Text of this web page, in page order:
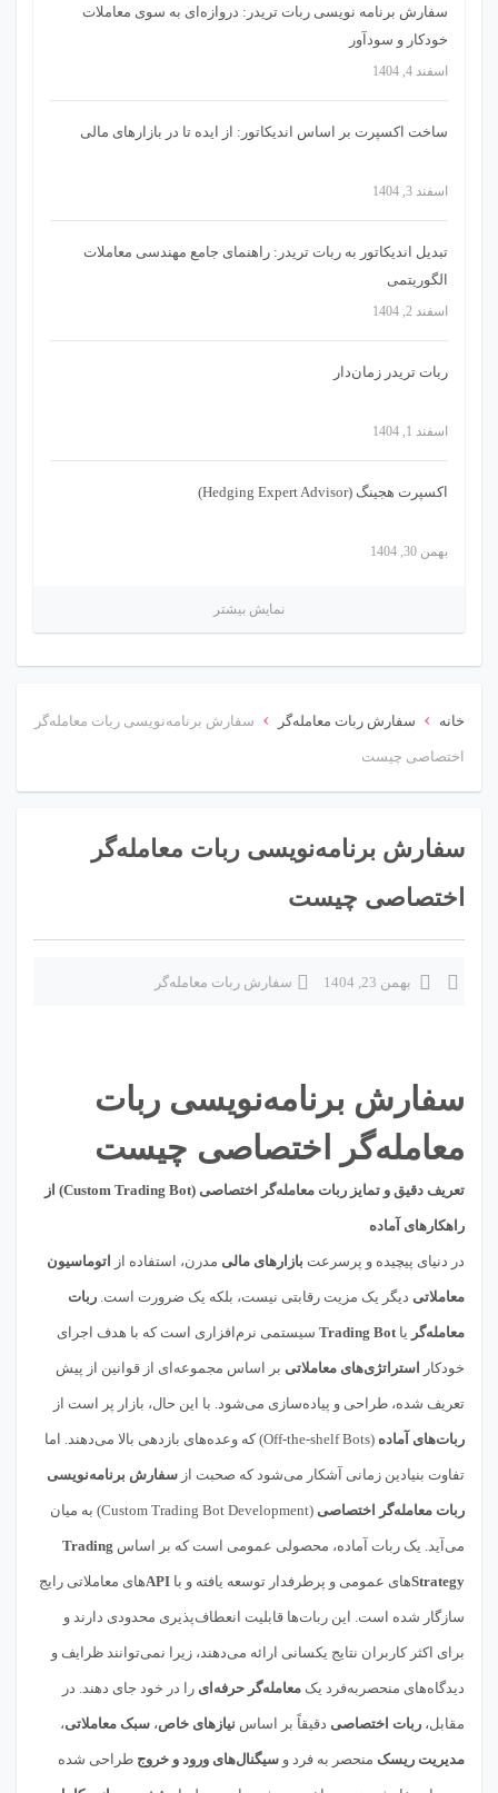
سفارش برنامه نویسی ربات تریدر: دروازه‌ای به سوی معاملات
خودکار و سودآور
اسفند 4, 1404
ساخت اکسپرت بر اساس اندیکاتور: از ایده تا در بازارهای مالی
اسفند 3, 1404
تبدیل اندیکاتور به ربات تریدر: راهنمای جامع مهندسی معاملات
الگوریتمی
اسفند 2, 1404
ربات تریدر زمان‌دار
اسفند 1, 1404
اکسپرت هجینگ (Hedging Expert Advisor)
بهمن 30, 1404
نمایش بیشتر
خانه › سفارش ربات معامله‌گر › سفارش برنامه‌نویسی ربات معامله‌گر
اختصاصی چیست
سفارش برنامه‌نویسی ربات معامله‌گر
اختصاصی چیست
بهمن 23, 1404 سفارش ربات معامله‌گر
سفارش برنامه‌نویسی ربات
معامله‌گر اختصاصی چیست
تعریف دقیق و تمایز ربات معامله‌گر اختصاصی (Custom Trading Bot) از
راهکارهای آماده
در دنیای پیچیده و پرسرعت بازارهای مالی مدرن، استفاده از اتوماسیون
معاملاتی دیگر یک مزیت رقابتی نیست، بلکه یک ضرورت است. ربات
معامله‌گر یاTrading Bot سیستمی نرم‌افزاری است که با هدف اجرای
خودکار استراتژی‌های معاملاتی بر اساس مجموعه‌ای از قوانین از پیش
تعریف شده، طراحی و پیاده‌سازی می‌شود. با این حال، بازار پر است از
ربات‌های آماده (Off-the-shelf Bots) که وعده‌های بازدهی بالا می‌دهند. اما
تفاوت بنیادین زمانی آشکار می‌شود که صحبت از سفارش برنامه‌نویسی
ربات معامله‌گر اختصاصی (Custom Trading Bot Development) به میان
می‌آید. یک ربات آماده، محصولی عمومی است که بر اساس Trading
Strategyهای عمومی و پرطرفدار توسعه یافته و با APIهای معاملاتی رایج
سازگار شده است. این ربات‌ها قابلیت انعطاف‌پذیری محدودی دارند و
برای اکثر کاربران نتایج یکسانی ارائه می‌دهند، زیرا نمی‌توانند ظرایف و
دیدگاه‌های منحصربه‌فرد یک معامله‌گر حرفه‌ای را در خود جای دهند. در
مقابل، ربات اختصاصی دقیقاً بر اساس نیازهای خاص، سبک معاملاتی،
مدیریت ریسک منحصر به فرد و سیگنال‌های ورود و خروج طراحی شده